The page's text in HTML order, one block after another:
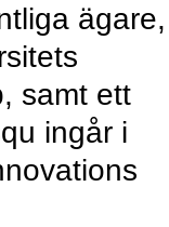
ägare,
samt ett
ingår i